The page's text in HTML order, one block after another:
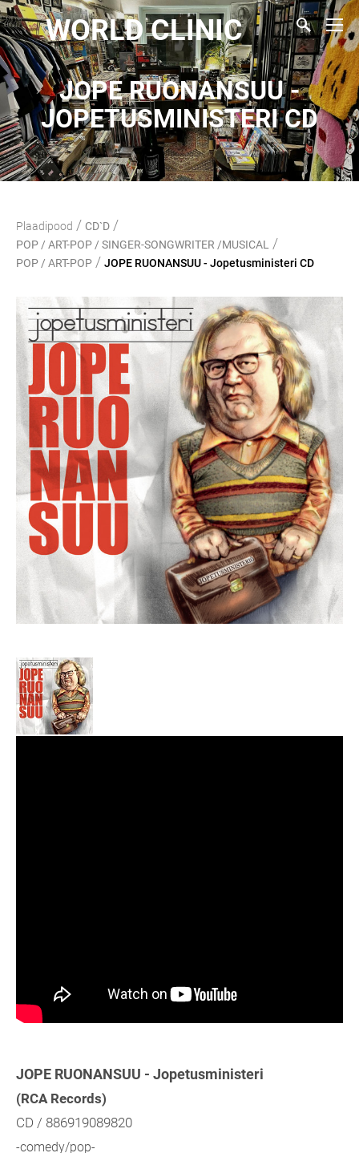
WORLD CLINIC
JOPE RUONANSUU -
JOPETUSMINISTERI CD
Plaadipood / CD`D /
POP / ART-POP / SINGER-SONGWRITER /MUSICAL /
POP / ART-POP / JOPE RUONANSUU - Jopetusministeri CD
JOPE RUONANSUU - Jopetusministeri
(RCA Records)
CD / 886919089820
-comedy/pop-